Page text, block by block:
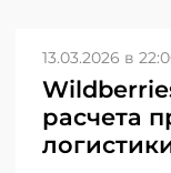
13.03.2026 в
расчета